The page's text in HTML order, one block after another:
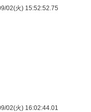
02(火) 15:52:52.75
02(火) 16:02:44.01